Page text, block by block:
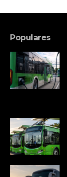
Populares